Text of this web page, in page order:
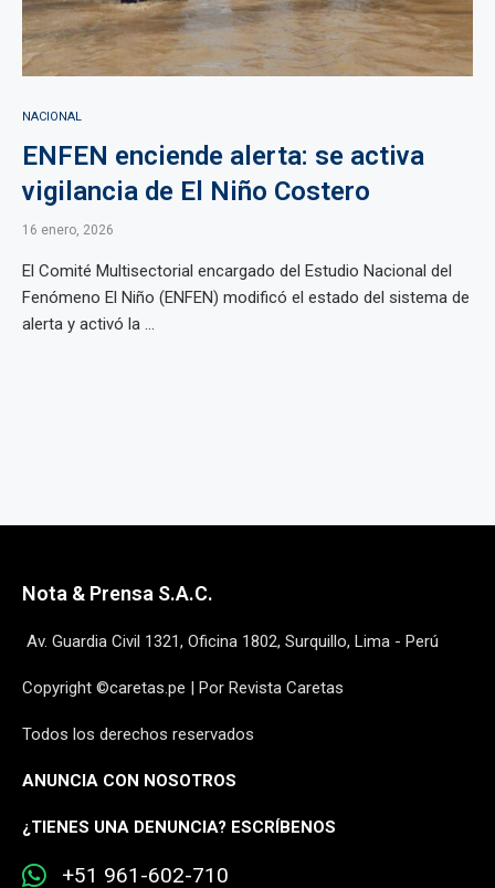
NACIONAL
ENFEN enciende alerta: se activa
vigilancia de El Niño Costero
16 enero, 2026
El Comité Multisectorial encargado del Estudio Nacional del
Fenómeno El Niño (ENFEN) modificó el estado del sistema de
alerta y activó la ...
Nota & Prensa S.A.C.
Av. Guardia Civil 1321, Oficina 1802, Surquillo, Lima - Perú
Copyright ©caretas.pe | Por Revista Caretas
Todos los derechos reservados
ANUNCIA CON NOSOTROS
¿TIENES UNA DENUNCIA? ESCRÍBENOS
+51 961-602-710